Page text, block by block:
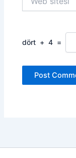
sitesi
dört + 4 =